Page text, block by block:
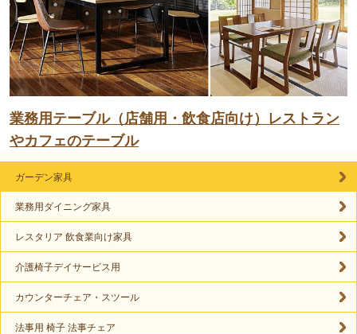
業務用テーブル（店舗用・飲食店向け）レストラン
やカフェのテーブル
ガーデン家具
業務用ダイニング家具
レスタリア 飲食業向け家具
介護椅子デイサービス用
カウンターチェア・スツール
法事用 椅子 法事チェア